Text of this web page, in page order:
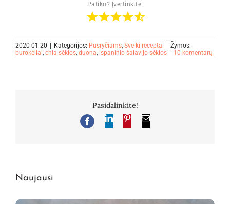
Patiko? Įvertinkite!
2020-01-20 Kategorijos: Pusryčiams, Sveiki receptai
Žymos:
burokėliai, chia sėklos, duona, ispaninio šalavijo sėklos 10 komentarų
Pasidalinkite!
FacebookLinkedInPinterest
El.
Naujausi